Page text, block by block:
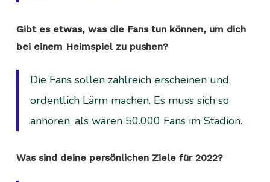
Gibt es etwas, was die Fans tun können, um dich
bei einem Heimspiel zu pushen?
Die Fans sollen zahlreich erscheinen und
ordentlich Lärm machen. Es muss sich so
anhören, als wären 50.000 Fans im Stadion.
Was sind deine persönlichen Ziele für 2022?